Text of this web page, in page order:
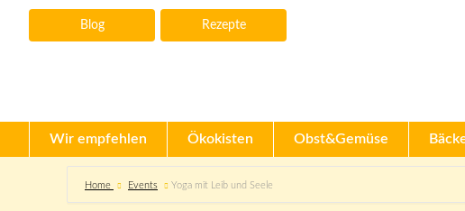
Blog Rezepte
Wir empfehlen Ökokisten Obst&Gemüse
Home Events Yoga mit Leib und Seele